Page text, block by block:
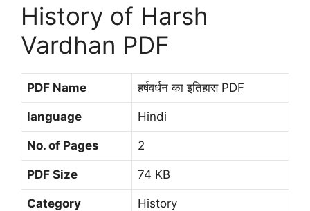
History of Harsh
Vardhan PDF
PDF Name हर्षवर्धन का इतिहास PDF
language Hindi
No. of Pages 2
PDF Size 74 KB
Category History